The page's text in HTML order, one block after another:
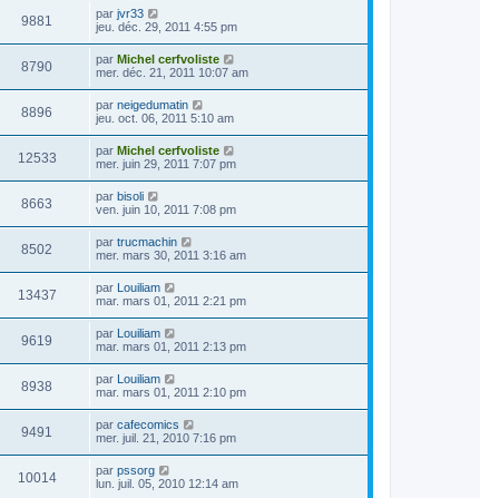
9881 par jvr33
jeu. déc. 29, 2011 4:55 pm
8790 par Michel cerfvoliste
mer. déc. 21, 2011 10:07 am
8896 par neigedumatin
jeu. oct. 06, 2011 5:10 am
12533 par Michel cerfvoliste
mer. juin 29, 2011 7:07 pm
8663 par bisoli
ven. juin 10, 2011 7:08 pm
8502 par trucmachin
mer. mars 30, 2011 3:16 am
13437 par Louiliam
mar. mars 01, 2011 2:21 pm
9619 par Louiliam
mar. mars 01, 2011 2:13 pm
8938 par Louiliam
mar. mars 01, 2011 2:10 pm
9491 par cafecomics
mer. juil. 21, 2010 7:16 pm
10014 par pssorg
lun. juil. 05, 2010 12:14 am